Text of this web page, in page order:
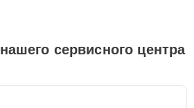
сервисного центра